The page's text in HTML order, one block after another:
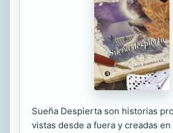
Sueña Despierta son historias
vistas desde a fuera y creadas en